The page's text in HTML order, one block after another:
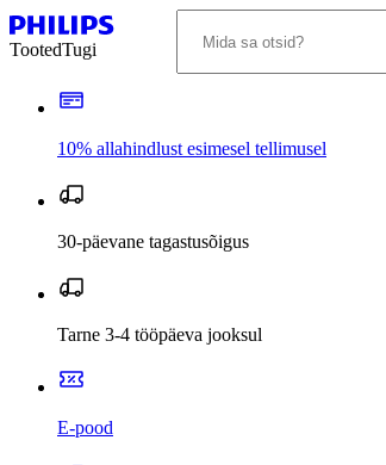
TootedTugi
10% allahindlust esimesel tellimusel
30-päevane tagastusõigus
Tarne 3-4 tööpäeva jooksul
E-pood